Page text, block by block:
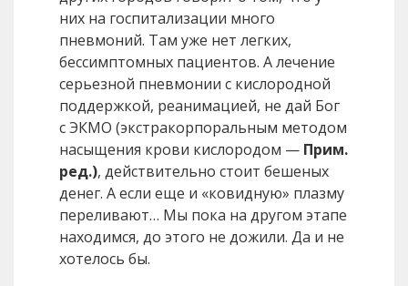
них на госпитализации много
пневмоний. Там уже нет легких,
бессимптомных пациентов. А лечение
серьезной пневмонии с кислородной
поддержкой, реанимацией, не дай Бог
с ЭКМО (экстракорпоральным методом
насыщения крови кислородом — Прим.
ред.), действительно стоит бешеных
денег. А если еще и «ковидную» плазму
переливают… Мы пока на другом этапе
находимся, до этого не дожили. Да и не
хотелось бы.